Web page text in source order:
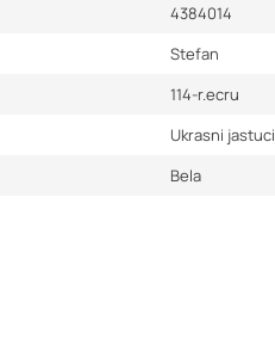
4384014
Stefan
114-r.ecru
Ukrasni jastuci
Bela